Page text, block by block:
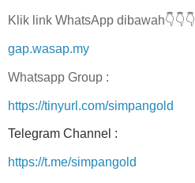
Klik link WhatsApp dibawah👇👇👇
gap.wasap.my
Whatsapp Group :
https://tinyurl.com/simpangold
Telegram Channel :
https://t.me/simpangold